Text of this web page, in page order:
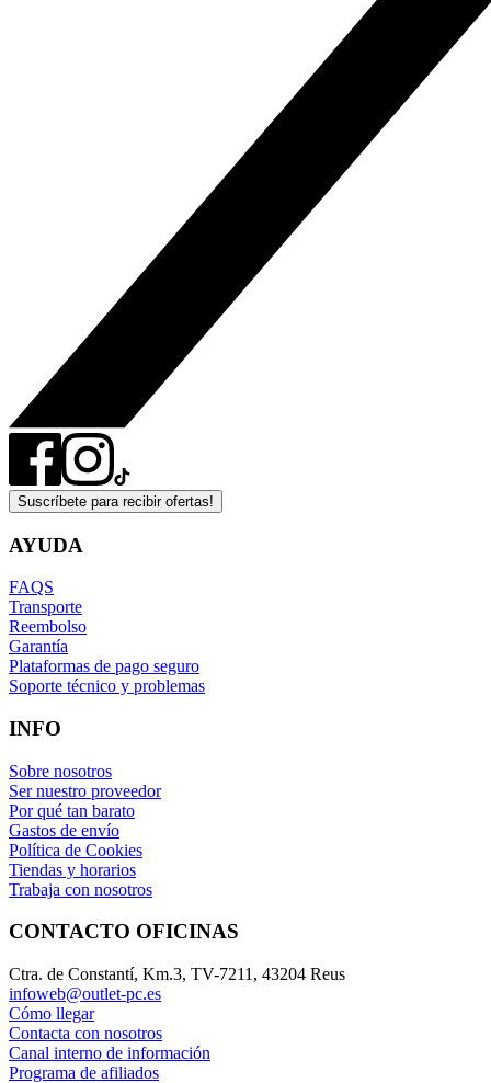
Suscríbete para recibir ofertas!
AYUDA
FAQS
Transporte
Reembolso
Garantía
Plataformas de pago seguro
Soporte técnico y problemas
INFO
Sobre nosotros
Ser nuestro proveedor
Por qué tan barato
Gastos de envío
Política de Cookies
Tiendas y horarios
Trabaja con nosotros
CONTACTO OFICINAS
Ctra. de Constantí, Km.3, TV-7211, 43204 Reus
infoweb@outlet-pc.es
Cómo llegar
Contacta con nosotros
Canal interno de información
Programa de afiliados